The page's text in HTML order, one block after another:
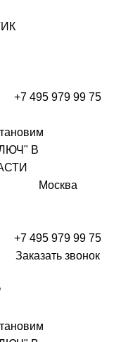
+7 495 979 99 75
Москва
+7 495 979 99 75
Заказать звонок